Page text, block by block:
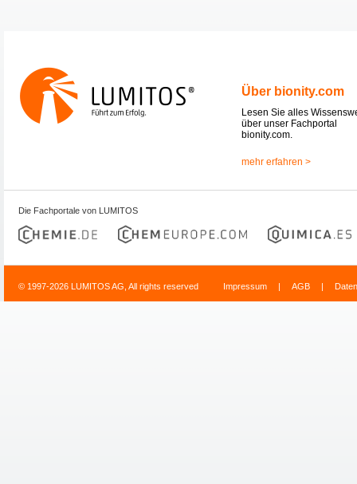
Über bionity.com
Lesen Sie alles
über unser Fachportal
bionity.com.
mehr erfahren >
Die Fachportale von LUMITOS
© 1997-2026 LUMITOS AG, All rights reserved Impressum | AGB |